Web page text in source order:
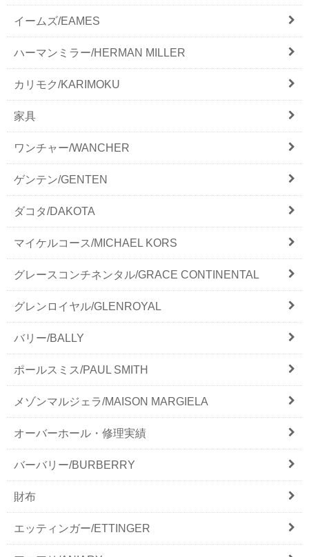
イームズ/EAMES
ハーマンミラー/HERMAN MILLER
カリモク/KARIMOKU
家具
ワンチャー/WANCHER
ゲンテン/GENTEN
ダコタ/DAKOTA
マイケルコース/MICHAEL KORS
グレースコンチネンタル/GRACE CONTINENTAL
グレンロイヤル/GLENROYAL
バリー/BALLY
ポールスミス/PAUL SMITH
メゾンマルジェラ/MAISON MARGIELA
オーバーホール・修理実績
バーバリー/BURBERRY
財布
エッティンガー/ETTINGER